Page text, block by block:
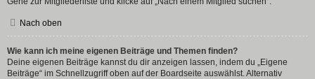
Nach oben
Wie kann ich meine eigenen Beiträge und Themen finden?
Deine eigenen Beiträge kannst du dir anzeigen lassen, indem du „Eigene
Beiträge“ im Schnellzugriff oben auf der Boardseite auswählst. Alternativ